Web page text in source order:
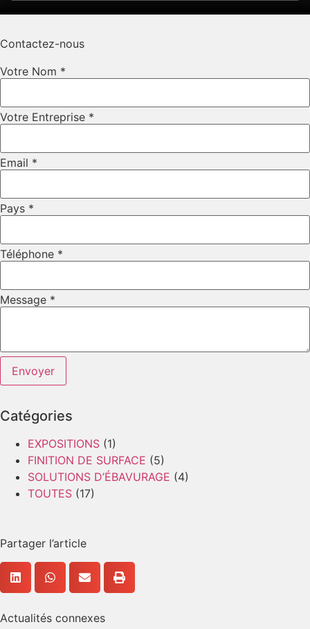
Contactez-nous
Votre Nom *
URL Pays
Entreprise
Votre Entreprise *
Email *
Pays *
Téléphone *
Message *
Envoyer
Catégories
EXPOSITIONS (1)
FINITION DE SURFACE (5)
SOLUTIONS D’ÉBAVURAGE (4)
TOUTES (17)
Partager l’article
Actualités connexes